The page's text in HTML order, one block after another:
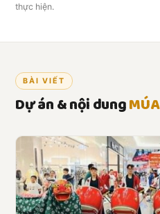
thực hiện.
BÀI VIẾT
Dự án & nội dung